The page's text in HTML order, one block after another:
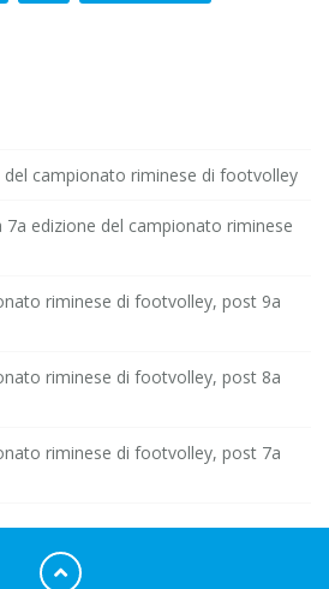
campionato riminese di footvolley
7a edizione del campionato riminese
riminese di footvolley, post 9a
riminese di footvolley, post 8a
riminese di footvolley, post 7a